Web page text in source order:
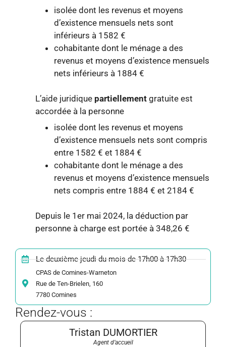
isolée dont les revenus et moyens
d’existence mensuels nets sont
inférieurs à 1582 €
cohabitante dont le ménage a des
revenus et moyens d’existence mensuels
nets inférieurs à 1884 €
L’aide juridique partiellement gratuite est
accordée à la personne
isolée dont les revenus et moyens
d’existence mensuels nets sont compris
entre 1582 € et 1884 €
cohabitante dont le ménage a des
revenus et moyens d’existence mensuels
nets compris entre 1884 € et 2184 €
Depuis le 1er mai 2024, la déduction par
personne à charge est portée à 348,26 €
Le deuxième jeudi du mois de 17h00 à 17h30
CPAS de Comines-Warneton
Rue de Ten-Brielen, 160
7780 Comines
Rendez-vous :
Tristan DUMORTIER
Agent d’accueil